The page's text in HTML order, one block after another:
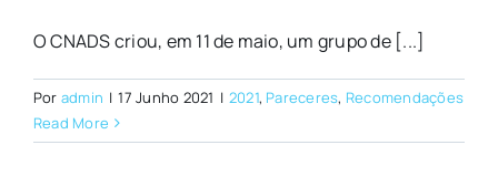
O CNADS criou, em 11 de maio, um grupo de [...]
Por admin | 17 Junho 2021 | 2021, Pareceres, Recomendações
Read More